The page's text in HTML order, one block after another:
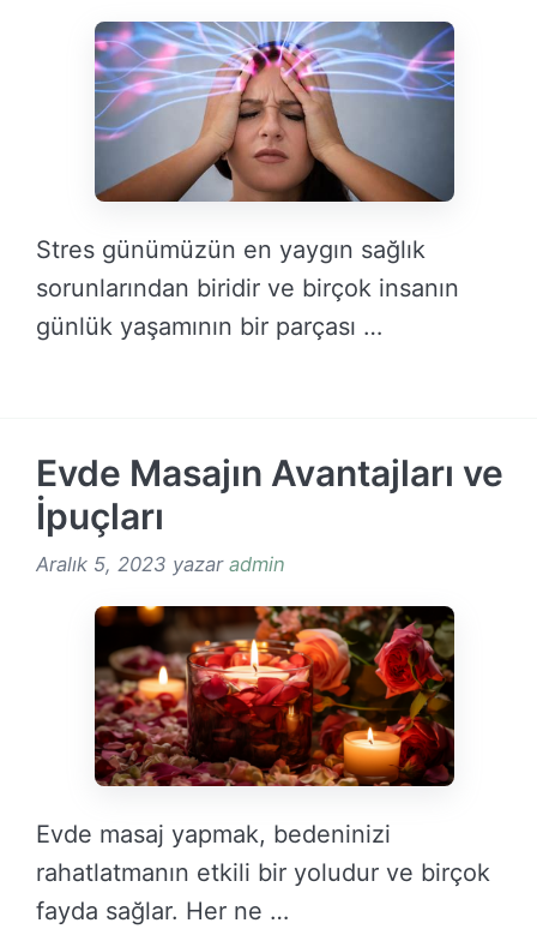
Stres günümüzün en yaygın sağlık
sorunlarından biridir ve birçok insanın
günlük yaşamının bir parçası …
Evde Masajın Avantajları ve
İpuçları
Aralık 5, 2023 yazar admin
Evde masaj yapmak, bedeninizi
rahatlatmanın etkili bir yoludur ve birçok
fayda sağlar. Her ne …